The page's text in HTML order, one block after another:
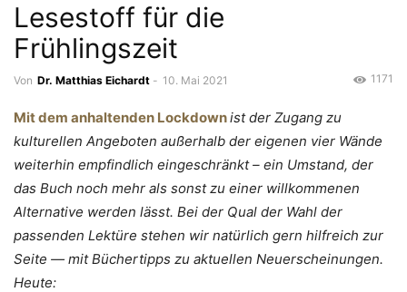
Lesestoff für die
Frühlingszeit
Von Dr. Matthias Eichardt - 10. Mai 2021 1171
Mit dem anhaltenden Lockdownist der Zugang zu
kulturellen Angeboten außerhalb der eigenen vier Wände
weiterhin empfindlich eingeschränkt – ein Umstand, der
das Buch noch mehr als sonst zu einer willkommenen
Alternative werden lässt. Bei der Qual der Wahl der
passenden Lektüre stehen wir natürlich gern hilfreich zur
Seite — mit Büchertipps zu aktuellen Neuerscheinungen.
Heute: